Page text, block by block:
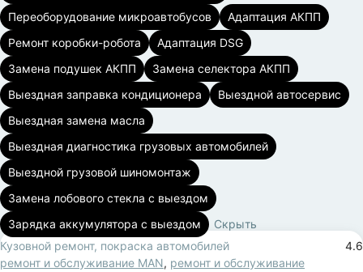
Переоборудование микроавтобусов
Адаптация АКПП
Ремонт коробки-робота
Адаптация DSG
Замена подушек АКПП
Замена селектора АКПП
Выездная заправка кондиционера
Выездной автосервис
Выездная замена масла
Выездная диагностика грузовых автомобилей
Выездной грузовой шиномонтаж
Замена лобового стекла с выездом
Зарядка аккумулятора с выездом
Скрыть
Кузовной ремонт, покраска автомобилей
4.6
ремонт и обслуживание MAN, ремонт и обслуживание